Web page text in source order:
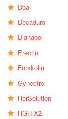
Dbal
Decaduro
Dianabol
Erectin
Forskolin
Gynectrol
HerSolution
HGH-X2